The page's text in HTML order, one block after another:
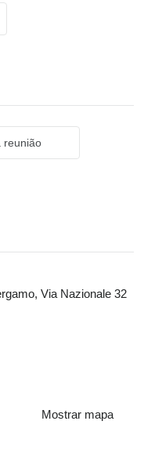
reunião
Via Nazionale 32
Mostrar mapa